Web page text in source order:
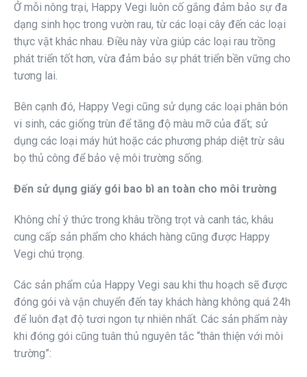
Ở mỗi nông trại, Happy Vegi luôn cố gắng đảm bảo sự đa
dạng sinh học trong vườn rau, từ các loại cây đến các loại
thực vật khác nhau. Điều này vừa giúp các loại rau trồng
phát triển tốt hơn, vừa đảm bảo sự phát triển bền vững cho
tương lai.
Bên cạnh đó, Happy Vegi cũng sử dụng các loại phân bón
vi sinh, các giống trùn để tăng độ màu mỡ của đất; sử
dụng các loại máy hút hoặc các phương pháp diệt trừ sâu
bọ thủ công để bảo vệ môi trường sống.
Đến sử dụng giấy gói bao bì an toàn cho môi trường
Không chỉ ý thức trong khâu trồng trọt và canh tác, khâu
cung cấp sản phẩm cho khách hàng cũng được Happy
Vegi chú trọng.
Các sản phẩm của Happy Vegi sau khi thu hoạch sẽ được
đóng gói và vận chuyển đến tay khách hàng không quá 24h
để luôn đạt độ tươi ngon tự nhiên nhất. Các sản phẩm này
khi đóng gói cũng tuân thủ nguyên tắc “thân thiện với môi
trường”: